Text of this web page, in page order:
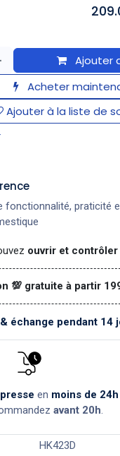
Ajouter
Acheter
Ajouter à la liste de
fonctionnalité, praticité
ouvrir et contrôler
💯 gratuite à partir
échange pendant 14
en moins de 24h
avant 20h.
HK423D